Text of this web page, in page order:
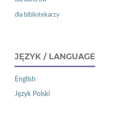
dla bibliotekarzy
JĘZYK / LANGUAGE
English
Język Polski